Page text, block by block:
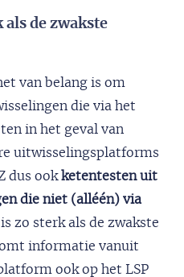
als de zwakste
van belang is om
die via het
in het geval van
uitwisselingsplatforms
dus ookketentesten uit
die niet (alléén) via
zo sterk als de zwakste
informatie vanuit
ook op het LSP